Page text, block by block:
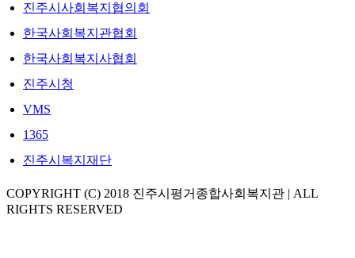
진주시사회복지협의회
한국사회복지관협회
한국사회복지사협회
진주시청
VMS
1365
진주시복지재단
COPYRIGHT (C) 2018 진주시평거종합사회복지관 | ALL
RIGHTS RESERVED